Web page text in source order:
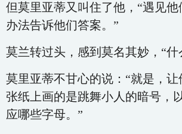
但莫里亚蒂又叫住了他，“遇见他
办法告诉他们答案。”
莫兰转过头，感到莫名其妙，“什
莫里亚蒂不甘心的说：“就是，
张纸上画的是跳舞小人的暗号，
应哪些字母。”